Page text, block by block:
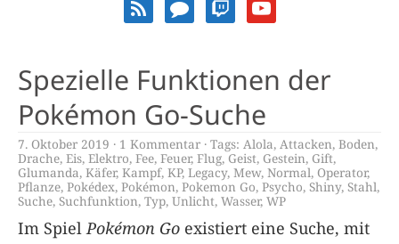
Spezielle Funktionen der
Pokémon Go-Suche
7. Oktober 2019 1 Kommentar Tags: Alola, Attacken, Boden,
Drache, Eis, Elektro, Fee, Feuer, Flug,Geist, Gestein, Gift,
Glumanda, Käfer, Kampf, KP, Legacy, Mew, Normal, Operator,
Pflanze, Pokédex, Pokémon, Pokemon Go, Psycho, Shiny, Stahl,
Suche, Suchfunktion, Typ, Unlicht, Wasser, WP
Im Spiel Pokémon Go existiert eine Suche, mit